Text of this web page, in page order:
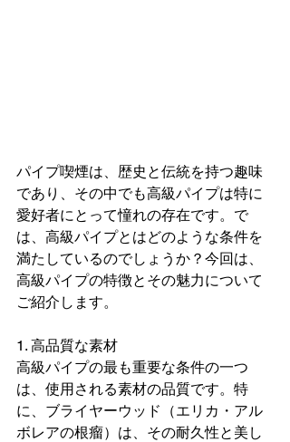
パイプ喫煙は、歴史と伝統を持つ趣味
であり、その中でも高級パイプは特に
愛好者にとって憧れの存在です。で
は、高級パイプとはどのような条件を
満たしているのでしょうか？今回は、
高級パイプの特徴とその魅力について
ご紹介します。
1. 高品質な素材
高級パイプの最も重要な条件の一つ
は、使用される素材の品質です。特
に、ブライヤーウッド（エリカ・アル
ボレアの根瘤）は、その耐久性と美し